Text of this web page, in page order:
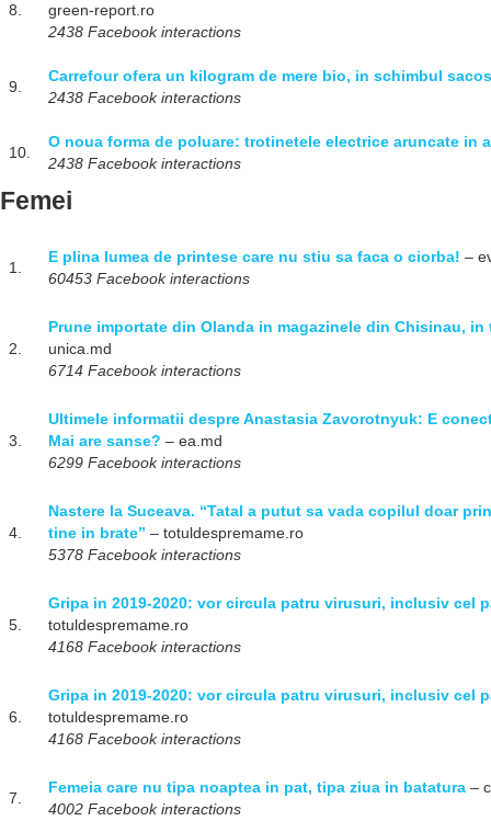
8.
green-report.ro
2438 Facebook interactions
9.
Carrefour ofera un kilogram de mere bio, in schimbul
2438 Facebook interactions
10.
O noua forma de poluare: trotinetele electrice aruncate in
2438 Facebook interactions
Femei
1.
E plina lumea de printese care nu stiu sa faca o ciorba! –
60453 Facebook interactions
2.
Prune importate din Olanda in magazinele din Chisinau,
unica.md
6714 Facebook interactions
3.
Ultimele informatii despre Anastasia Zavorotnyuk: E
Mai are sanse? – ea.md
6299 Facebook interactions
4.
Nastere la Suceava. “Tatal a putut sa vada copilul doar
tine in brate” – totuldespremame.ro
5378 Facebook interactions
5.
Gripa in 2019-2020: vor circula patru virusuri, inclusiv cel
totuldespremame.ro
4168 Facebook interactions
6.
Gripa in 2019-2020: vor circula patru virusuri, inclusiv cel
totuldespremame.ro
4168 Facebook interactions
7.
Femeia care nu tipa noaptea in pat, tipa ziua in batatura –
4002 Facebook interactions